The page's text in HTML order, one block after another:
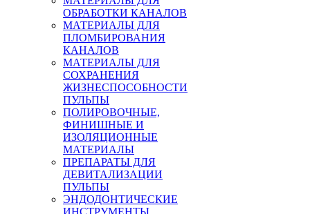
ОБРАБОТКИ КАНАЛОВ
МАТЕРИАЛЫ ДЛЯ
ПЛОМБИРОВАНИЯ
КАНАЛОВ
МАТЕРИАЛЫ ДЛЯ
СОХРАНЕНИЯ
ЖИЗНЕСПОСОБНОСТИ
ПУЛЬПЫ
ПОЛИРОВОЧНЫЕ,
ФИНИШНЫЕ И
ИЗОЛЯЦИОННЫЕ
МАТЕРИАЛЫ
ПРЕПАРАТЫ ДЛЯ
ДЕВИТАЛИЗАЦИИ
ПУЛЬПЫ
ЭНДОДОНТИЧЕСКИЕ
ИНСТРУМЕНТЫ